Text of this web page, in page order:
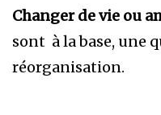
Changer de vie ou
sont à la base, une
réorganisation.